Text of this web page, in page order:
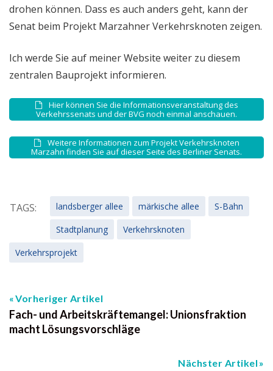
drohen können. Dass es auch anders geht, kann der
Senat beim Projekt Marzahner Verkehrsknoten zeigen.
Ich werde Sie auf meiner Website weiter zu diesem
zentralen Bauprojekt informieren.
Hier können Sie die Informationsveranstaltung des
Verkehrssenats und der BVG noch einmal anschauen.
Weitere Informationen zum Projekt Verkehrsknoten
Marzahn finden Sie auf dieser Seite des Berliner Senats.
TAGS: landsberger allee märkische allee
S-Bahn
Stadtplanung
Verkehrsknoten
Verkehrsprojekt
Vorheriger Artikel
Fach- und Arbeitskräftemangel: Unionsfraktion
macht Lösungsvorschläge
Nächster Artikel